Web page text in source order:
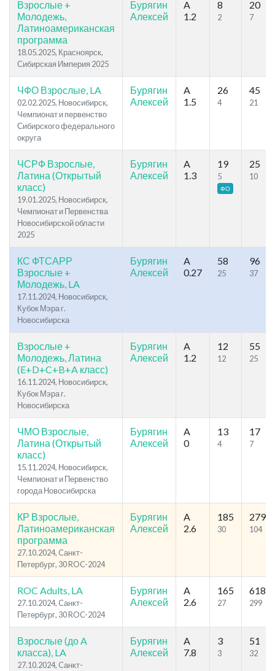
Взрослые +
Молодежь,
Латиноамериканская
программа
18.05.2025, Красноярск,
Сибирская Империя 2025
Бурягин
Алексей
A
1.2
8
2
20
7
ЧФО Взрослые, LA
02.02.2025, Новосибирск,
Чемпионат и первенство
Сибирского федерального
округа
Бурягин
Алексей
A
1.5
26
4
45
21
ЧСРФ Взрослые,
Латина (Открытый
класс)
19.01.2025, Новосибирск,
Чемпионат и Первенства
Новосибирской области
2025
Бурягин
Алексей
A
1.3
19
5
ФО
25
10
КС ФТСАРР
Взрослые +
Молодежь, LA
17.11.2024, Новосибирск,
Кубок Мэра г.
Новосибирска
Бурягин
Алексей
A
0.27
58
25
96
37
Взрослые +
Молодежь, Латина
(E+D+C+B+A класс)
16.11.2024, Новосибирск,
Кубок Мэра г.
Новосибирска
Бурягин
Алексей
A
1.2
12
12
55
25
ЧМО Взрослые,
Латина (Открытый
класс)
15.11.2024, Новосибирск,
Чемпионат и Первенство
города Новосибирска
Бурягин
Алексей
A
0
13
4
17
7
КР Взрослые,
Латиноамериканская
программа
27.10.2024, Cанкт-
Петербург, 30 ROC-2024
Бурягин
Алексей
A
2.6
185
30
279
104
ROC Adults, LA
27.10.2024, Cанкт-
Петербург, 30 ROC-2024
Бурягин
Алексей
A
2.6
165
27
618
299
Взрослые (до A
класса), LA
27.10.2024, Cанкт-
Бурягин
Алексей
A
7.8
3
3
51
32